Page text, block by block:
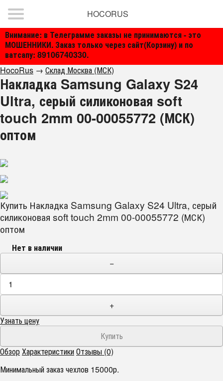
Внимание: в Телеграмме заказы не принимаются - это
МОШЕННИКИ. Заказ только через сайт(Корзину) и по
ватсапу: 89106740330.
HOCORUS
HocoRus → Склад Москва (МСК)
Накладка Samsung Galaxy S24
Ultra, серый силиконовая soft
touch 2mm 00-00055772 (МСК)
оптом
Купить Накладка Samsung Galaxy S24 Ultra, серый
силиконовая soft touch 2mm 00-00055772 (МСК)
оптом
Нет в наличии
−
+
Узнать цену
ОбзорХарактеристикиОтзывы (0)
Минимальный заказ чехлов 15000р.